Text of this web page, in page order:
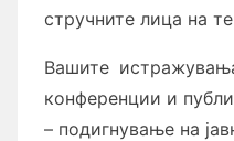
стручните лица на
Вашите
конференции и
– подигнување на